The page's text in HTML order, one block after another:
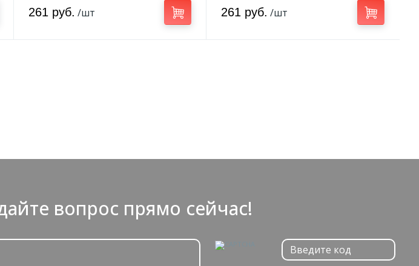
261 руб. /шт 261 руб. /шт
вопрос прямо сейчас!